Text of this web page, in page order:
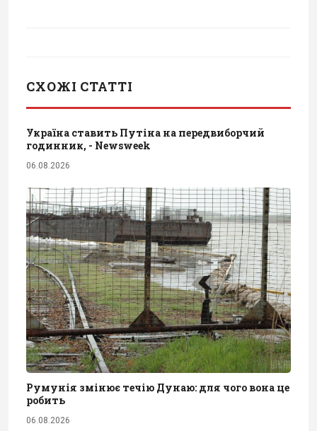
СХОЖІ СТАТТІ
Україна ставить Путіна на передвиборчий
годинник, - Newsweek
06.08.2026
Румунія змінює течію Дунаю: для чого вона це
робить
06.08.2026